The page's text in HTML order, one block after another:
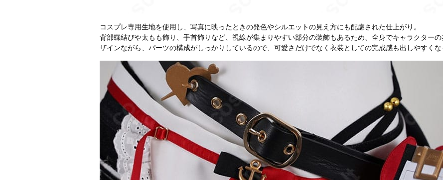
コスプレ専用生地を使用し、写真に映ったときの発色やシルエットの見え方にも配慮された仕上がり。
背部蝶結びや太もも飾り、手首飾りなど、視線が集まりやすい部分の装飾もあるため、全身でキャラクター
ザインながら、パーツの構成がしっかりしているので、可愛さだけでなく衣装としての完成感も出しやすくな